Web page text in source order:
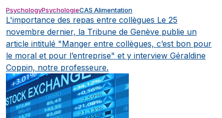
PsychologyPsychologieCAS Alimentation
L'importance des repas entre collègues Le 25
novembre dernier, la Tribune de Genève publie un
article intitulé "Manger entre collègues, c’est bon pour
le moral et pour l’entreprise" et y interview Géraldine
Coppin, notre professeure.